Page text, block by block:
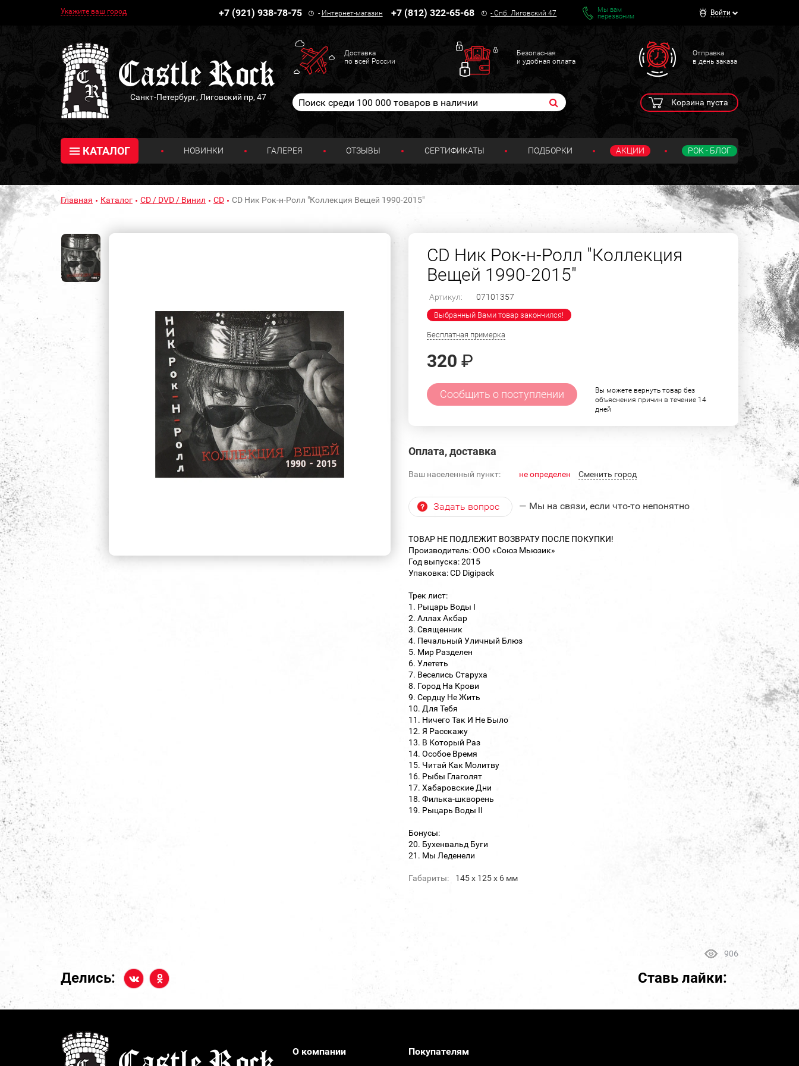
Укажите ваш город +7 (921) 938-78-75 - Интернет-магазин +7 (812) 322-65-68 -Спб. Лиговский 47
Мы вам
перезвоним
Войти
Санкт-Петербург, Лиговский пр, 47
Доставка
по всей России
Безопасная
и удобная оплата
Отправка
в день заказа
Корзина пуста
КАТАЛОГ НОВИНКИ ГАЛЕРЕЯ ОТЗЫВЫ СЕРТИФИКАТЫ ПОДБОРКИ АКЦИИ РОК - БЛОГ
Главная Каталог CD / DVD / Винил CD CD Ник Рок-н-Ролл "Коллекция Вещей 1990-2015"
CD Ник Рок-н-Ролл "Коллекция
Вещей 1990-2015"
Артикул: 07101357
Выбранный Вами товар закончился!
Бесплатная примерка
320 ₽
Сообщить о поступлении
Вы можете вернуть товар без
объяснения причин в течение 14
дней
Оплата, доставка
Ваш населенный пункт: не определен Cменить город
Задать вопрос — Мы на связи, если что-то непонятно
ТОВАР НЕ ПОДЛЕЖИТ ВОЗВРАТУ ПОСЛЕ ПОКУПКИ!
Производитель: ООО «Союз Мьюзик»
Год выпуска: 2015
Упаковка: CD Digipack
Трек лист:
1. Рыцарь Воды I
2. Аллах Акбар
3. Священник
4. Печальный Уличный Блюз
5. Мир Разделен
6. Улететь
7. Веселись Старуха
8. Город На Крови
9. Сердцу Не Жить
10. Для Тебя
11. Ничего Так И Не Было
12. Я Расскажу
13. В Который Раз
14. Особое Время
15. Читай Как Молитву
16. Рыбы Глаголят
17. Хабаровские Дни
18. Филька-шкворень
19. Рыцарь Воды II
Бонусы:
20. Бухенвальд Буги
21. Мы Леденели
Габариты: 145 х 125 х 6 мм
906
Делись: Ставь лайки:
О компании Покупателям